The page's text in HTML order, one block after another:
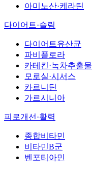
아미노산·케라틴
다이어트·슬림
다이어트유산균
파비플로라
카테킨·녹차추출물
모로실·시서스
카르니틴
가르시니아
피로개선·활력
종합비타민
비타민B군
벤포티아민